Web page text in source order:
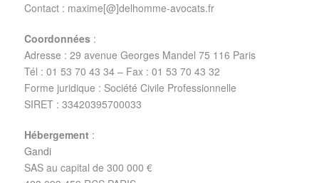
Contact : maxime[@]delhomme-avocats.fr
Coordonnées :
Adresse : 29 avenue Georges Mandel 75 116 Paris
Tél : 01 53 70 43 34 – Fax : 01 53 70 43 32
Forme juridique : Société Civile Professionnelle
SIRET : 33420395700033
Hébergement :
Gandi
SAS au capital de 300 000 €